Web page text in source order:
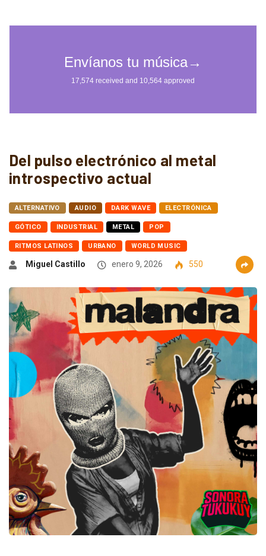
Del pulso electrónico al metal
introspectivo actual
ALTERNATIVO AUDIO DARK WAVE ELECTRÓNICA
GÓTICO INDUSTRIAL METAL POP
RITMOS LATINOS URBANO WORLD MUSIC
Miguel Castillo enero 9, 2026 550